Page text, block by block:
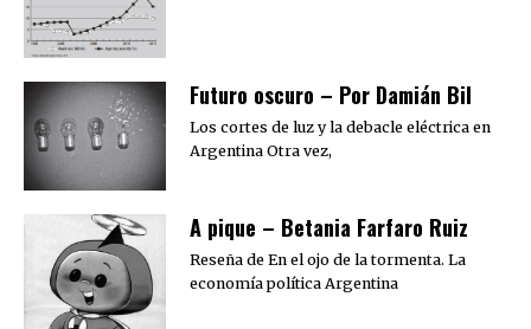
Futuro oscuro – Por Damián Bil
Los cortes de luz y la debacle eléctrica en
Argentina Otra vez,
A pique – Betania Farfaro Ruiz
Reseña de En el ojo de la tormenta. La
economía política Argentina